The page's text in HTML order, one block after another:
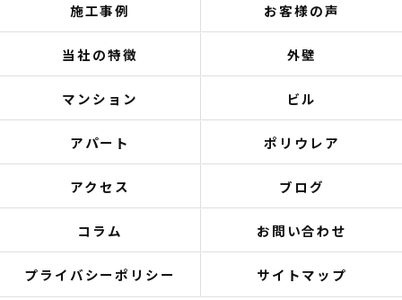
施工事例 お客様の声
当社の特徴 外壁
マンション ビル
アパート ポリウレア
アクセス ブログ
コラム お問い合わせ
プライバシーポリシー サイトマップ